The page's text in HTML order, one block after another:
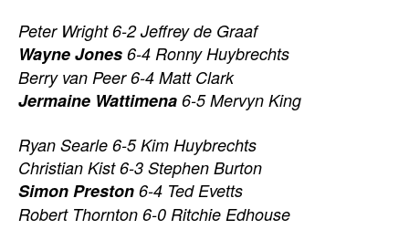
Peter Wright 6-2 Jeffrey de Graaf
Wayne Jones 6-4 Ronny Huybrechts
Berry van Peer 6-4 Matt Clark
Jermaine Wattimena 6-5 Mervyn King
Ryan Searle 6-5 Kim Huybrechts
Christian Kist 6-3 Stephen Burton
Simon Preston 6-4 Ted Evetts
Robert Thornton 6-0 Ritchie Edhouse